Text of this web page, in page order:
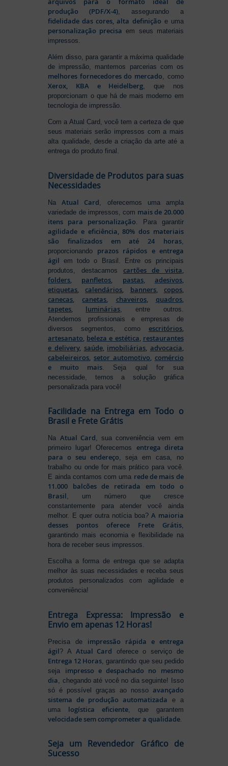
produção (PDF/X-4), assegurando a
fidelidade das cores, alta definição e uma
personalização precisa em seus materiais
impressos.
Além disso, para garantir a máxima qualidade
de impressão, mantemos parcerias com os
melhores fornecedores do mercado, como
Xerox, KBA e Heidelberg, que nos
proporcionam o que há de mais moderno em
tecnologia de impressão.
Com a Atual Card, você tem a certeza de que
seus materiais serão impressos com a mais
alta qualidade, desde a criação da arte até a
entrega do produto final.
Diversidade de Produtos para suas
Necessidades
NaAtual Card , oferecemos uma ampla
variedade de impressos, com mais de 20.000
itens para personalização . Para garantir
agilidade e eficiência, 80% dos materiais
são finalizados em até 24 horas,
proporcionando prazos rápidos e entrega
ágil em todo o Brasil. Entre os principais
produtos, destacamos cartões de visita
folders
panfletos pastas, adesivos,
etiquetas ,calendários banners, copos,
canecas ,canetas chaveiros, quadros,
tapetes
luminárias , entre outros.
Atendemos profissionais e empresas de
diversos segmentos, como escritórios,
artesanato beleza e estética restaurantes
e delivery, saúde, imobiliárias advocacia
cabeleireiros setor automotivo comércio
e muito mais . Seja qual for sua
necessidade, temos a solução gráfica
personalizada para você!
Facilidade na Entrega em Todo o
Brasil e Frete Grátis
Na Atual Card, sua conveniência vem em
primeiro lugar! Oferecemos entrega direta
para o seu endereço, seja em casa, no
trabalho ou onde for mais prático para você.
E ainda contamos com uma rede de mais de
11.000 balcões de retirada em todo o
Brasil, um número que cresce
constantemente para atender você ainda
melhor. E quer outra notícia boa?A maioria
desses pontos oferece Frete Grátis,
garantindo mais economia e flexibilidade na
hora de receber seus impressos.
Escolha a forma de entrega que se adapta
melhor às suas necessidades e receba seus
produtos personalizados com agilidade e
conveniência!
Entrega Expressa: Impressão e
Envio em apenas 12 Horas!
Precisa de impressão rápida e entrega
ágil? A Atual Card oferece o serviço de
Entrega 12 Horas , garantindo que seu pedido
seja impresso e despachado no mesmo
dia , chegando até você no dia seguinte! Isso
só é possível graças ao nosso avançado
sistema de produção automatizada e a
uma logística eficiente , que garantem
velocidade sem comprometer a qualidade
Seja um Revendedor Gráfico de
Sucesso